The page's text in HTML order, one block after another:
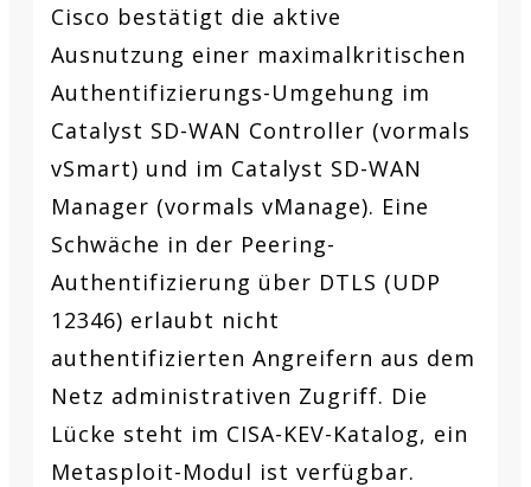
Cisco bestätigt die aktive
Ausnutzung einer maximalkritischen
Authentifizierungs-Umgehung im
Catalyst SD-WAN Controller (vormals
vSmart) und im Catalyst SD-WAN
Manager (vormals vManage). Eine
Schwäche in der Peering-
Authentifizierung über DTLS (UDP
12346) erlaubt nicht
authentifizierten Angreifern aus dem
Netz administrativen Zugriff. Die
Lücke steht im CISA-KEV-Katalog, ein
Metasploit-Modul ist verfügbar.